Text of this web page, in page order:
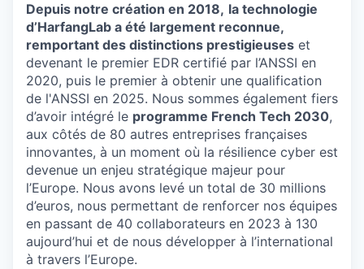
Depuis notre création en 2018, la technologie
d’HarfangLab a été largement reconnue,
remportant des distinctions prestigieuses et
devenant le premier EDR certifié par l’ANSSI en
2020, puis le premier à obtenir une qualification
de l'ANSSI en 2025. Nous sommes également fiers
d’avoir intégré le programme French Tech 2030,
aux côtés de 80 autres entreprises françaises
innovantes, à un moment où la résilience cyber est
devenue un enjeu stratégique majeur pour
l’Europe. Nous avons levé un total de 30 millions
d’euros, nous permettant de renforcer nos équipes
en passant de 40 collaborateurs en 2023 à 130
aujourd’hui et de nous développer à l’international
à travers l’Europe.